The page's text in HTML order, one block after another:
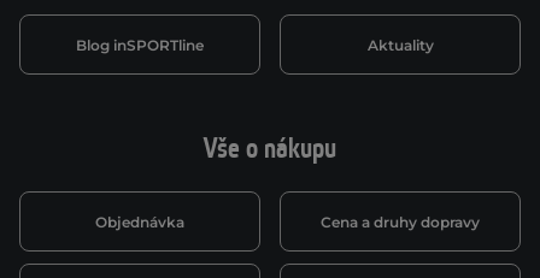
Vše o nákupu
Objednávka Cena a druhy dopravy
Blog inSPORTline Aktuality